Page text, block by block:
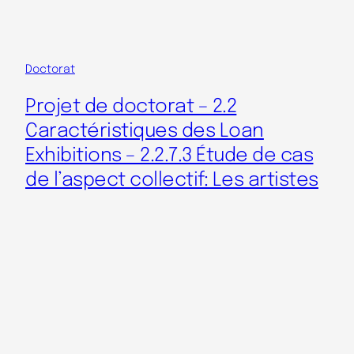
Doctorat
Projet de doctorat – 2.2
Caractéristiques des Loan
Exhibitions – 2.2.7.3 Étude de cas
de l’aspect collectif: Les artistes